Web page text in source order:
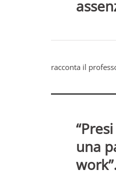
racconta il
una